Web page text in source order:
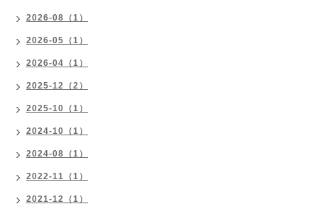
2026-08（1）
2026-05（1）
2026-04（1）
2025-12（2）
2025-10（1）
2024-10（1）
2024-08（1）
2022-11（1）
2021-12（1）